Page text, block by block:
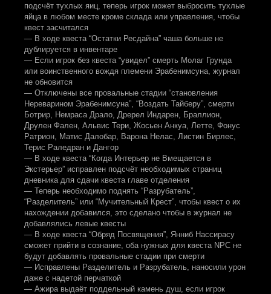
подсчёт тухлых яиц, теперь игрок может выбросить тухлые
яйца в любом месте кроме склада или управления, чтобы
квест засчитался
— В ходе квеста “Остатки Ресдайна” чаша больше не
дублируется в инвентаре
— Если игрок без квеста “увидел” смерть Молаг Грунда
или воинственного вождя племени Эрабенимсуна, журнал
не обновится
— Отключены все провальные стадии “становления
Нереварином Эрабенимсуна”, “Воздать Тайберу”, смерти
Ботрир, Немраса Драло, Дререл Индарен, Браллион,
Друлен Фален, Альвис Тери, Жосьен Анкуа, Летте, Фонус
Ратрион, Матис Далобар, Варона Нелас, Листин Бирлес,
Терис Раледран и Дангор
— В ходе квеста “Когда Интерьер не Вмещается в
Экстерьер” исправлен подсчёт необходимых страниц
дневника для сдачи квеста главе отделения
— Теперь необходимо поднять “Разрубатель”,
“Разделитель” или “Мучительный Крест”, чтобы квест о их
нахождении добавился, это сделано чтобы в журнал не
добавлялись левые квесты
— В ходе квеста “Обряд Посвящения”, Янниб Нассирасу
сможет прийти в сознание, оба нужных для квеста NPC не
будут добавлять провальные стадии при смерти
— Исправлены Разделитель и Разрубатель, наносили урон
даже с надетой перчаткой
— Ажира выдаёт поддельный камень душ, если игрок